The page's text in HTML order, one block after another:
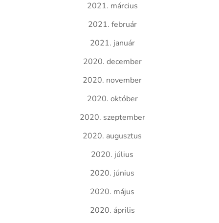
2021. március
2021. február
2021. január
2020. december
2020. november
2020. október
2020. szeptember
2020. augusztus
2020. július
2020. június
2020. május
2020. április